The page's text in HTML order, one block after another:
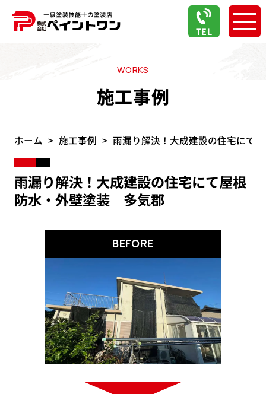
TEL
WORKS
施工事例
ホーム 施工事例 雨漏り解決！大成建設の住宅にて
雨漏り解決！大成建設の住宅にて屋根
防水・外壁塗装 多気郡
BEFORE